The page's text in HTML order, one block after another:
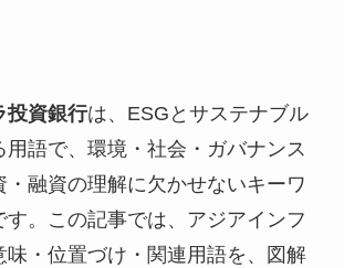
投資銀行は、ESGとサステナブル
用語で、環境・社会・ガバナンス
・融資の理解に欠かせないキーワ
す。この記事では、アジアインフ
味・位置づけ・関連用語を、図解